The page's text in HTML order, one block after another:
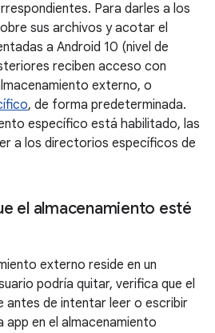
Para darles a los
sus archivos y acotar el
a Android 10 (nivel de
reciben acceso con
externo, o
, de forma predeterminada.
específico está habilitado, las
a los directorios específicos de
el almacenamiento esté
externo reside en un
podría quitar, verifica que el
antes de intentar leer o escribir
en el almacenamiento